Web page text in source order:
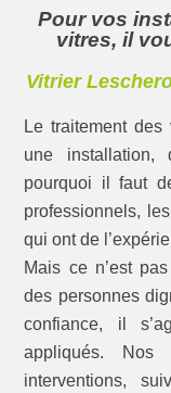
Pour vos
vitres, il
Vitrier
Le traitement
une installation,
pourquoi il faut
professionnels,
qui ont de
Mais ce n’est
des personnes
confiance, il
appliqués. Nos
interventions,